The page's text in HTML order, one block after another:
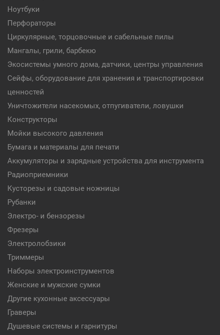
Ноутбуки
Перфораторы
Циркулярные, торцовочные и сабельные пилы
Мангалы, грили, барбекю
Экосистемы умного дома, датчики, центры управления
Сейфы, оборудование для хранения и транспортировки
ценностей
Уничтожители насекомых, отпугиватели, ловушки
Конструкторы
Мойки высокого давления
Бумага и материалы для печати
Аккумуляторы и зарядные устройства для инструмента
Радиоприемники
Кусторезы и садовые ножницы
Рубанки
Электро- и бензорезы
Фрезеры
Электролобзики
Триммеры
Наборы электроинструментов
Женские и мужские сумки
Другие кухонные аксессуары
Граверы
Душевые системы и гарнитуры